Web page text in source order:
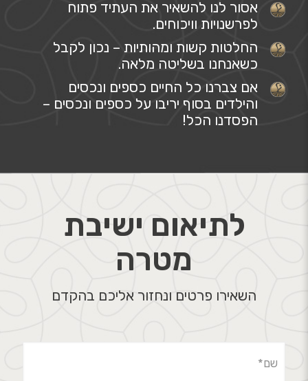
אסור לנו להשאיר את העתיד פתוח
לפרשנויות וויכוחים.
החלטות קשות ומהותיות – נכון לקבל
כשאנחנו בשליטה מלאה.
אם צברנו כל החיים כספים ונכסים
והילדים בסוף יריבו על כספים ונכסים –
הפסדנו הכל!
לתיאום ישיבת
מטרה
השאירו פרטים ונחזור אליכם בהקדם